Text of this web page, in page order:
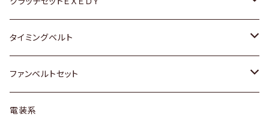
三菱
スバル
日野
クライスラー
ダイハツ
マツダ
三菱
ホンダ
マツダ
スズキ
ダイハツ
マツダ
ホンダ
スズキ
日産
タイミングベルト
トヨタ
スズキ
ファンベルトセット
トヨタ
電装系